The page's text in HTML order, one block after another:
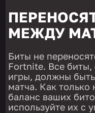
МЕЖДУ
Биты не
Fortnite. Все
игры, должны
матча. Как только
баланс ваших
используйте их с